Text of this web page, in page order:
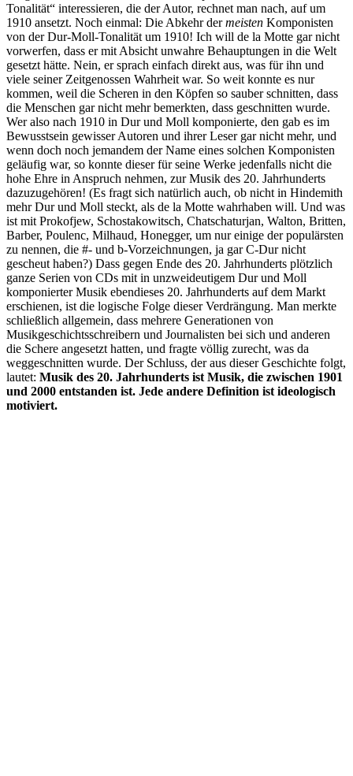
Tonalität“ interessieren, die der Autor, rechnet man nach, auf um
1910 ansetzt. Noch einmal: Die Abkehr dermeisten Komponisten
von der Dur-Moll-Tonalität um 1910! Ich will de la Motte gar nicht
vorwerfen, dass er mit Absicht unwahre Behauptungen in die Welt
gesetzt hätte. Nein, er sprach einfach direkt aus, was für ihn und
viele seiner Zeitgenossen Wahrheit war. So weit konnte es nur
kommen, weil die Scheren in den Köpfen so sauber schnitten, dass
die Menschen gar nicht mehr bemerkten, dass geschnitten wurde.
Wer also nach 1910 in Dur und Moll komponierte, den gab es im
Bewusstsein gewisser Autoren und ihrer Leser gar nicht mehr, und
wenn doch noch jemandem der Name eines solchen Komponisten
geläufig war, so konnte dieser für seine Werke jedenfalls nicht die
hohe Ehre in Anspruch nehmen, zur Musik des 20. Jahrhunderts
dazuzugehören! (Es fragt sich natürlich auch, ob nicht in Hindemith
mehr Dur und Moll steckt, als de la Motte wahrhaben will. Und was
ist mit Prokofjew, Schostakowitsch, Chatschaturjan, Walton, Britten,
Barber, Poulenc, Milhaud, Honegger, um nur einige der populärsten
zu nennen, die #- und b-Vorzeichnungen, ja gar C-Dur nicht
gescheut haben?) Dass gegen Ende des 20. Jahrhunderts plötzlich
ganze Serien von CDs mit in unzweideutigem Dur und Moll
komponierter Musik ebendieses 20. Jahrhunderts auf dem Markt
erschienen, ist die logische Folge dieser Verdrängung. Man merkte
schließlich allgemein, dass mehrere Generationen von
Musikgeschichtsschreibern und Journalisten bei sich und anderen
die Schere angesetzt hatten, und fragte völlig zurecht, was da
weggeschnitten wurde. Der Schluss, der aus dieser Geschichte folgt,
lautet: Musik des 20. Jahrhunderts ist Musik, die zwischen 1901
und 2000 entstanden ist. Jede andere Definition ist ideologisch
motiviert.